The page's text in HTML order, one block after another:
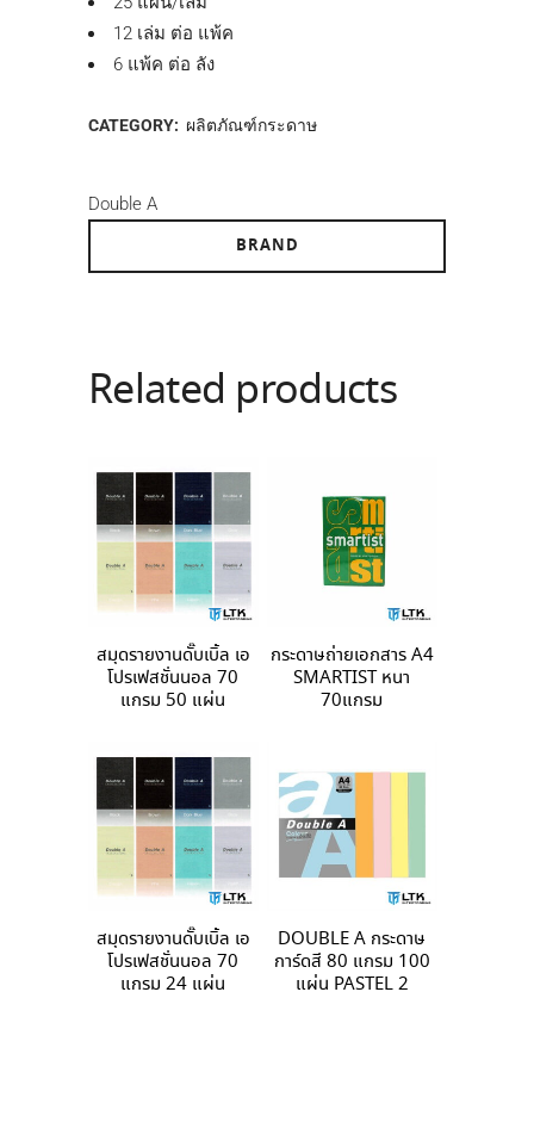
12 เล่ม ต่อ แพ้ค
6 แพ้ค ต่อ ลัง
CATEGORY: ผลิตภัณฑ์กระดาษ
Double A
BRAND
Related products
สมุดรายงานดั๊บเบิ้ล เอ
โปรเฟสชั่นนอล 70
แกรม 50 แผ่น
กระดาษถ่ายเอกสาร A4
SMARTIST หนา
70แกรม
สมุดรายงานดั๊บเบิ้ล เอ
โปรเฟสชั่นนอล 70
แกรม 24 แผ่น
DOUBLE A กระดาษ
การ์ดสี 80 แกรม 100
แผ่น PASTEL 2